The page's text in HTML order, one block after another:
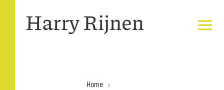
Home